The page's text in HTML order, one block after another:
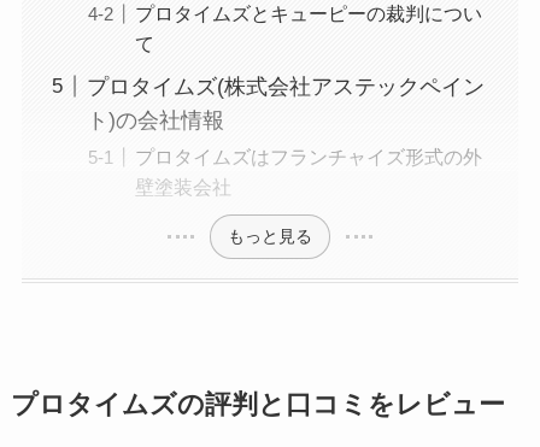
プロタイムズとキューピーの裁判につい
て
プロタイムズ(株式会社アステックペイン
ト)の会社情報
プロタイムズはフランチャイズ形式の外
壁塗装会社
もっと見る
プロタイムズの評判と口コミをレビュー